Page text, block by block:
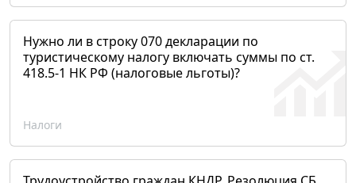
Нужно ли в строку 070 декларации по
туристическому налогу включать суммы по ст.
418.5-1 НК РФ (налоговые льготы)?
Налоги